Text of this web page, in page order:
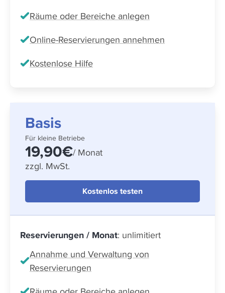
Räume oder Bereiche anlegen
Online-Reservierungen annehmen
Kostenlose Hilfe
Basis
Für kleine Betriebe
19,90€/ Monat
zzgl. MwSt.
Kostenlos testen
Reservierungen / Monat: unlimitiert
Annahme und Verwaltung von
Reservierungen